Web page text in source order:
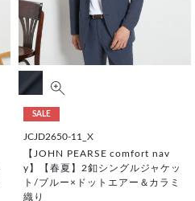
SALE
JCJD2650-11_X
【JOHN PEARSE comfort nav
y】【春夏】2釦シングルジャケッ
ト/ブルー×ドットエアー＆カラミ
織り